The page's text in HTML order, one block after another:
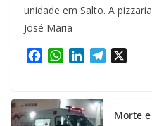
unidade em Salto. A
José Maria
e
b
W
t
s
k
e
Morte